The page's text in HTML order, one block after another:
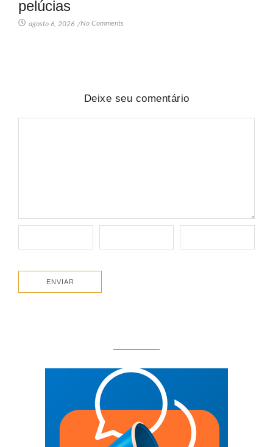
pelúcias
agosto 6, 2026 /No Comments
Deixe seu comentário